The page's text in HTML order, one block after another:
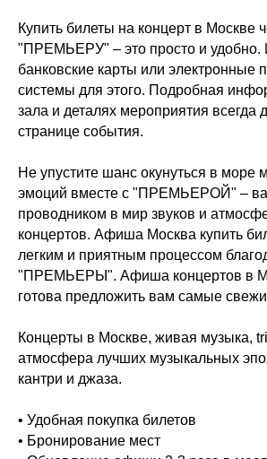
Купить билеты на концерт в Москве
"ПРЕМЬЕРУ" – это просто и удобно.
банковские карты или электронные
системы для этого. Подробная
зала и деталях мероприятия всегда
странице события.
Не упустите шанс окунуться в море
эмоций вместе с "ПРЕМЬЕРОЙ" –
проводником в мир звуков и
концертов. Афиша Москва купить
легким и приятным процессом
"ПРЕМЬЕРЫ". Афиша концертов в
готова предложить вам самые
Концерты в Москве, живая музыка,
атмосфера лучших музыкальных
кантри и джаза.
• Удобная покупка билетов
• Бронирование мест